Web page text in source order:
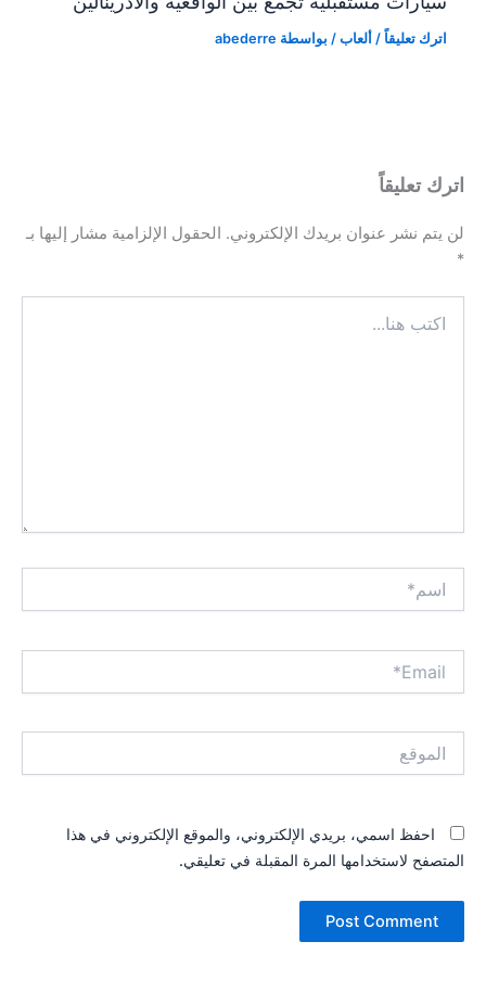
اترك تعليقاً / ألعاب / بواسطة abederre
اترك تعليقاً
لن يتم نشر عنوان بريدك الإلكتروني.
الحقول الإلزامية مشار إليها بـ
*
هنا...
احفظ اسمي، بريدي الإلكتروني، والموقع الإلكتروني في هذا
المتصفح لاستخدامها المرة المقبلة في تعليقي.